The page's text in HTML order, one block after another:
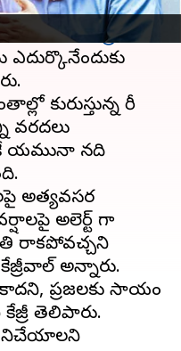
యమునా నది
అరవింద్ కేజ్రీవాల్‌
ఎదుర్కొనేందుకు
కురుస్తున్న భారీ
వరదలు
యమునా నది
అత్యవసర
అలెర్ట్ గా
రాకపోవచ్చని
అన్నారు.
ప్రజలకు సాయం
తెలిపారు.